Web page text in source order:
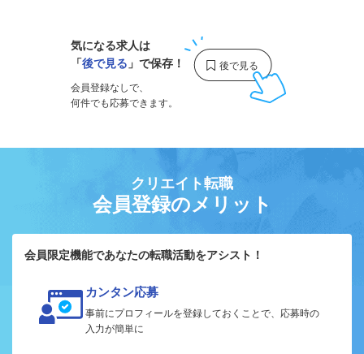
気になる求人は
「後で見る 」で保存！
会員登録なしで、
何件でも応募できます。
クリエイト転職
会員登録のメリット
会員限定機能であなたの転職活動をアシスト！
カンタン応募
事前にプロフィールを登録しておくことで、応募時の
入力が簡単に